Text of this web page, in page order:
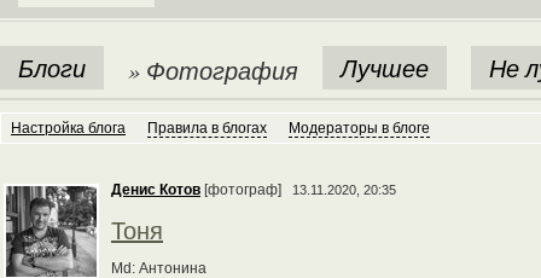
Блоги » Фотография Лучшее Не
Настройка блога Правила в блогах Модераторы в блоге
Денис Котов [фотограф] 13.11.2020, 20:35
Тоня
Md: Антонина